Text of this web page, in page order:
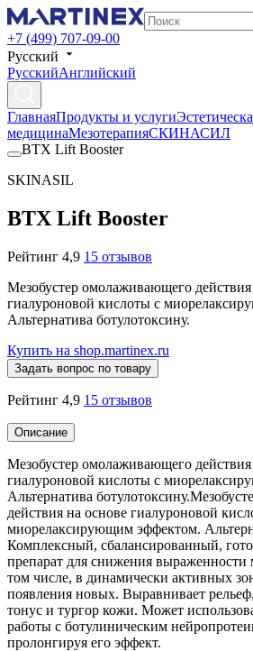
+7 (499) 707-09-00
Русский
РусскийАнглийский
ГлавнаяПродукты и услуги
медицинаМезотерапияСКИНАСИЛ
BTX Lift Booster
SKINASIL
BTX Lift Booster
Рейтинг 4,9 15 отзывов
Мезобустер омолаживающего действия
гиалуроновой кислоты с
Альтернатива ботулотоксину.
Купить на shop.martinex.ru
Задать вопрос по товару
Рейтинг 4,9 15 отзывов
Описание
Мезобустер омолаживающего действия
гиалуроновой кислоты с
Альтернатива
действия на основе гиалуроновой
миорелаксирующим эффектом.
Комплексный, сбалансированный,
препарат для снижения
том числе, в динамически активных
появления новых. Выравнивает
тонус и тургор кожи. Может
работы с ботулиническим
пролонгируя его эффект.